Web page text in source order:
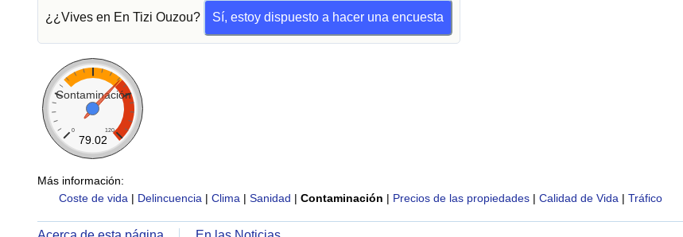
¿¿Vives en En Tizi Ouzou? Sí, estoy dispuesto a hacer una encuesta
Contaminación
0 120
79.02
Más información:
Coste de vida | Delincuencia | Clima | Sanidad | Contaminación | Precios de las propiedades | Calidad de Vida | Tráfico